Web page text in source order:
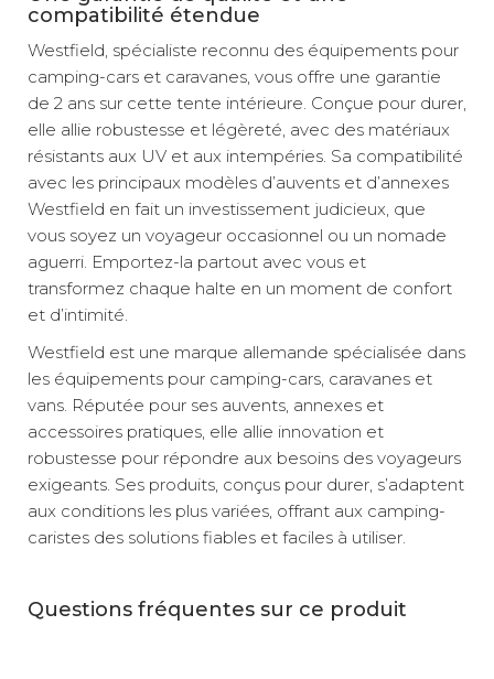
compatibilité étendue
Westfield, spécialiste reconnu des équipements pour
camping-cars et caravanes, vous offre une garantie
de 2 ans sur cette tente intérieure. Conçue pour durer,
elle allie robustesse et légèreté, avec des matériaux
résistants aux UV et aux intempéries. Sa compatibilité
avec les principaux modèles d’auvents et d’annexes
Westfield en fait un investissement judicieux, que
vous soyez un voyageur occasionnel ou un nomade
aguerri. Emportez-la partout avec vous et
transformez chaque halte en un moment de confort
et d’intimité.
Westfield est une marque allemande spécialisée dans
les équipements pour camping-cars, caravanes et
vans. Réputée pour ses auvents, annexes et
accessoires pratiques, elle allie innovation et
robustesse pour répondre aux besoins des voyageurs
exigeants. Ses produits, conçus pour durer, s’adaptent
aux conditions les plus variées, offrant aux camping-
caristes des solutions fiables et faciles à utiliser.
Questions fréquentes sur ce produit